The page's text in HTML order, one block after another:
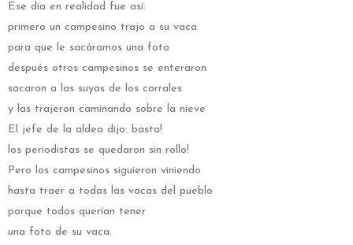
Ese día en realidad fue así:
primero un campesino trajo a su vaca
para que le sacáramos una foto
después otros campesinos se enteraron
sacaron a las suyas de los corrales
y las trajeron caminando sobre la nieve
El jefe de la aldea dijo: basta!
los periodistas se quedaron sin rollo!
Pero los campesinos siguieron viniendo
hasta traer a todas las vacas del pueblo
porque todos querían tener
una foto de su vaca.